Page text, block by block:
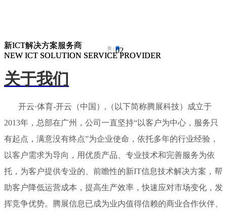
新ICT解决方案服务商
NEW ICT SOLUTION SERVICE PROVIDER
新ICT解决方案服务商
NEW ICT SOLUTION SERVICE PROVIDER
0102
关于我们
开云·体育-开云（中国）,（以下简称腾展科技）成立于
2013年，总部在广州，公司一直坚持“以客户为中心，服务只
有起点，满意没有终点”为企业使命，依托多年的行业经验，
以客户需求为导向，用优质产品、专业技术和完善服务为依
托，为客户提供专业的、前瞻性的新IT信息技术解决方案，帮
助客户降低运营成本，提高生产效率，快速应对市场变化，发
挥竞争优势。腾展信息已成为业内值得信赖的商业合作伙伴、